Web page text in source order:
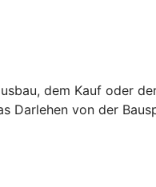
dem Kauf oder
Darlehen von der